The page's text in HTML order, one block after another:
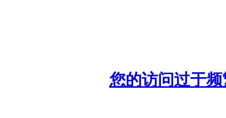
您的访问过于